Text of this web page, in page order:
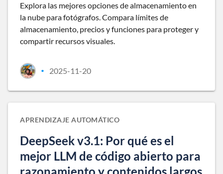
Explora las mejores opciones de almacenamiento en
la nube para fotógrafos. Compara límites de
almacenamiento, precios y funciones para proteger y
compartir recursos visuales.
• 2025-11-20
APRENDIZAJE AUTOMÁTICO
DeepSeek v3.1: Por qué es el
mejor LLM de código abierto para